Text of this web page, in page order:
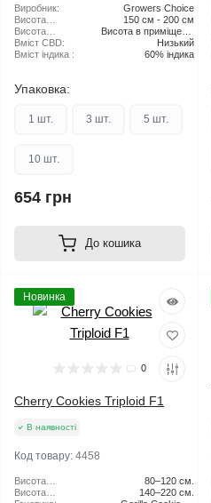
Виробник:
Growers Choice
Висота
рослини:
150 см - 200 см
Висота
рослини (в
приміщенні):
Висота в приміщенні
80 см - 100 см
Вміст CBD:
Низький
Вміст індика :
60% індика
Упаковка:
1 шт. 3 шт. 5 шт.
10 шт.
654 грн
До кошика
Новинка
0
Cherry Cookies Triploid F1
В наявності
Код товару: 4458
Висота
рослини (в
80–120 см.
Висота
140–220 см.